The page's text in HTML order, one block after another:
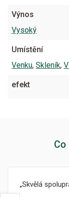
Výnos
Vysoký
Umístění
Venku, Skleník,
efekt
Skvělá